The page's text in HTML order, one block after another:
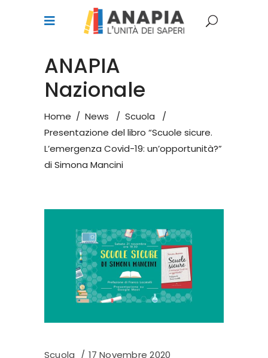
ANAPIA
Nazionale
Home / News / Scuola
/
Presentazione del libro “Scuole sicure.
L’emergenza Covid-19: un’opportunità?”
di Simona Mancini
Scuola 17 Novembre 2020